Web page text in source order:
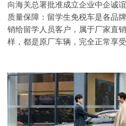
向海关总署批准成立企业中企诚谊
质量保障：留学生免税车是各品
销给留学人员客户，属于厂家直
样，都是原厂车辆，完全正常享